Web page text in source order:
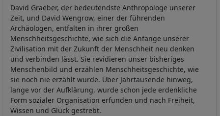
David Graeber, der bedeutendste Anthropologe unserer
Zeit, und David Wengrow, einer der führenden
Archäologen, entfalten in ihrer großen
Menschheitsgeschichte, wie sich die Anfänge unserer
Zivilisation mit der Zukunft der Menschheit neu denken
und verbinden lässt. Sie revidieren unser bisheriges
Menschenbild und erzählen Menschheitsgeschichte, wie
sie noch nie erzählt wurde. Über Jahrtausende hinweg,
lange vor der Aufklärung, wurde schon jede erdenkliche
Form sozialer Organisation erfunden und nach Freiheit,
Wissen und Glück gestrebt.